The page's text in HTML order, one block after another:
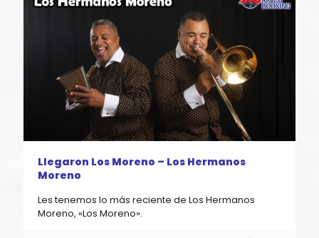
Llegaron Los Moreno – Los Hermanos
Moreno
Les tenemos lo más reciente de Los Hermanos
Moreno, «Los Moreno».